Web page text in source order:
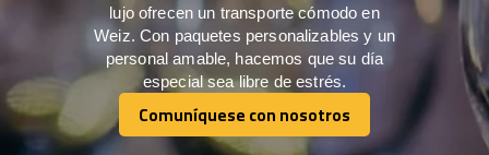
lujo ofrecen un transporte cómodo en
Weiz. Con paquetes personalizables y un
personal amable, hacemos que su día
especial sea libre de estrés.
Comuníquese con nosotros
Comuníquese con nosotros